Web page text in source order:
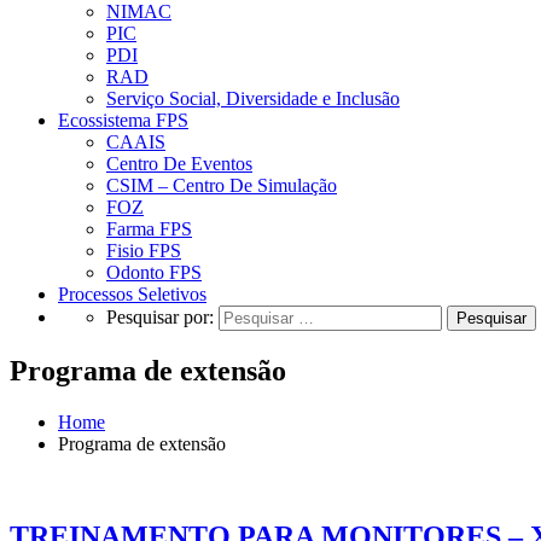
NIMAC
PIC
PDI
RAD
Serviço Social, Diversidade e Inclusão
Ecossistema FPS
CAAIS
Centro De Eventos
CSIM – Centro De Simulação
FOZ
Farma FPS
Fisio FPS
Odonto FPS
Processos Seletivos
Pesquisar por:
Programa de extensão
Home
Programa de extensão